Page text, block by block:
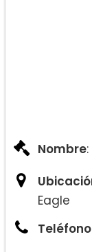
Nombre
Eagle
Teléfono